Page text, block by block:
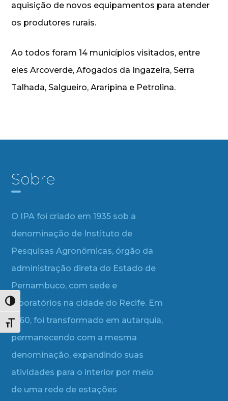
Alternar alto contraste
Alternar tamanho da fonte
aquisição de novos equipamentos para atender
os produtores rurais.
Ao todos foram 14 municípios visitados, entre
eles Arcoverde, Afogados da Ingazeira, Serra
Talhada, Salgueiro, Araripina e Petrolina.
Sobre
O IPA foi criado em 1935 sob a
denominação de Instituto de
Pesquisas Agronômicas, órgão da
administração direta do Estado de
Pernambuco, com sede e
laboratórios na cidade do Recife. Em
1960, foi transformado em autarquia,
permanecendo com a mesma
denominação, expandindo suas
atividades para o interior por meio
de uma rede de estações